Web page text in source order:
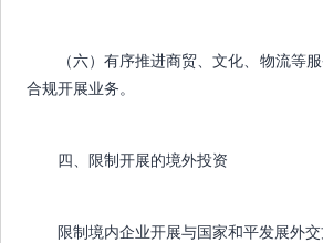
（六）有序推进商贸、文化、物流等
合规开展业务。
四、限制开展的境外投资
限制境内企业开展与国家和平发展外